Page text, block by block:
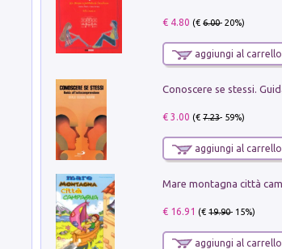
€ 4.80 (€6.00- 20%)
aggiungi al carrello
€ 3.00 (€7.23- 59%)
aggiungi al carrello
€ 16.91 (€19.90- 15%)
aggiungi al carrello